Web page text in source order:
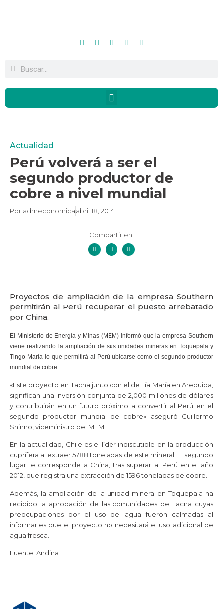
Actualidad
Perú volverá a ser el
segundo productor de
cobre a nivel mundial
Por admeconomicaabril 18, 2014
Compartir en:
Proyectos de ampliación de la empresa Southern
permitirán al Perú recuperar el puesto arrebatado
por China.
El Ministerio de Energía y Minas (MEM) informó que la empresa Southern
viene realizando la ampliación de sus unidades mineras en Toquepala y
Tingo María lo que permitirá al Perú ubicarse como el segundo productor
mundial de cobre.
«Este proyecto en Tacna junto con el de Tía María en Arequipa,
significan una inversión conjunta de 2,000 millones de dólares
y contribuirán en un futuro próximo a convertir al Perú en el
segundo productor mundial de cobre» aseguró Guillermo
Shinno, viceministro del MEM.
En la actualidad, Chile es el líder indiscutible en la producción
cuprífera al extraer 5788 toneladas de este mineral. El segundo
lugar le corresponde a China, tras superar al Perú en el año
2012, que registra una extracción de 1596 toneladas de cobre.
Además, la ampliación de la unidad minera en Toquepala ha
recibido la aprobación de las comunidades de Tacna cuyas
preocupaciones por el uso del agua fueron calmadas al
informarles que el proyecto no necesitará el uso adicional de
agua fresca.
Fuente: Andina